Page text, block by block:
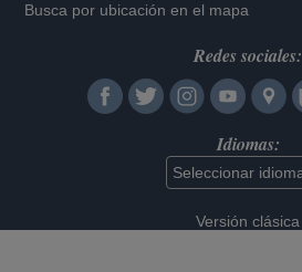
Busca por ubicación en el mapa
Redes sociales:
Idiomas:
Versión clásica